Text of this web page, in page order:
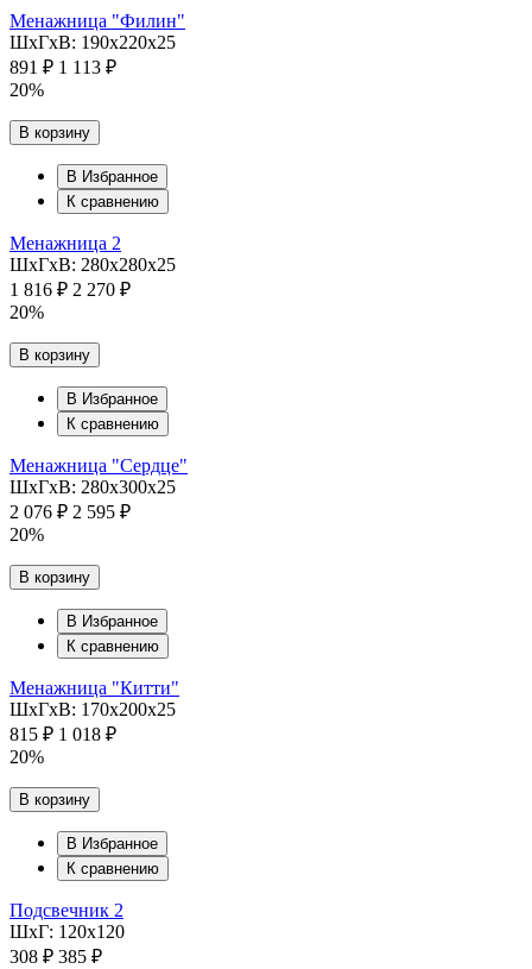
Менажница "Филин"
ШхГхВ: 190х220х25
891 ₽ 1 113 ₽
20%
В корзину
В Избранное
К сравнению
Менажница 2
ШхГхВ: 280х280х25
1 816 ₽ 2 270 ₽
20%
В корзину
В Избранное
К сравнению
Менажница "Сердце"
ШхГхВ: 280х300х25
2 076 ₽ 2 595 ₽
20%
В корзину
В Избранное
К сравнению
Менажница "Китти"
ШхГхВ: 170х200х25
815 ₽ 1 018 ₽
20%
В корзину
В Избранное
К сравнению
Подсвечник 2
ШхГ: 120х120
308 ₽ 385 ₽